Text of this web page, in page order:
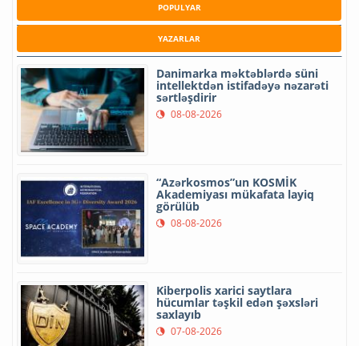
POPULYAR
YAZARLAR
Danimarka məktəblərdə süni
intellektdən istifadəyə nəzarəti
sərtləşdirir
08-08-2026
“Azərkosmos”un KOSMİK
Akademiyası mükafata layiq
görülüb
08-08-2026
Kiberpolis xarici saytlara
hücumlar təşkil edən şəxsləri
saxlayıb
07-08-2026